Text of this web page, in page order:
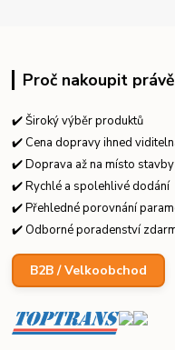
Proč nakoupit
✔️ Široký výběr produktů
✔️ Cena dopravy ihned
✔️ Doprava až na místo stavby
✔️ Rychlé a spolehlivé dodání
✔️ Přehledné porovnání
✔️ Odborné poradenství
B2B / Velkoobchod